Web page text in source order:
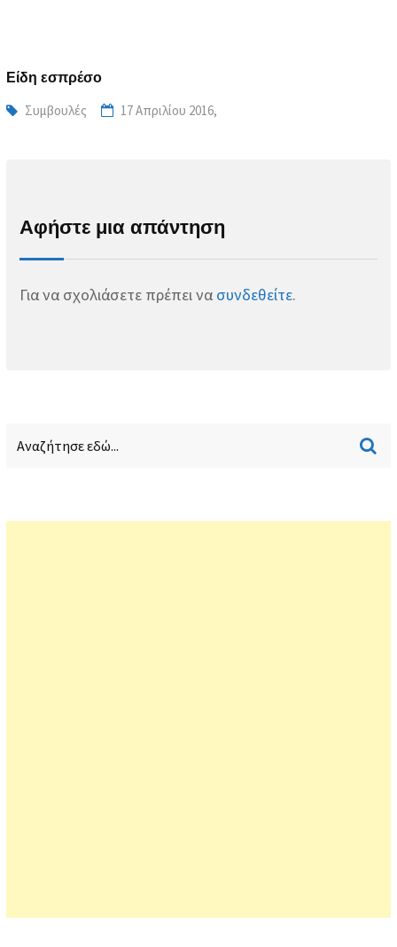
Είδη εσπρέσο
Συμβουλές 17 Απριλίου 2016,
Αφήστε μια απάντηση
Για να σχολιάσετε πρέπει να συνδεθείτε.